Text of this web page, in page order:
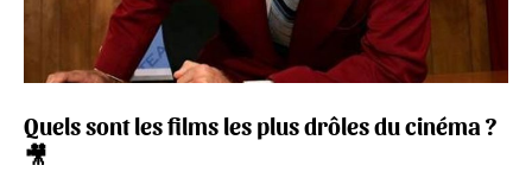
Quels sont les films les plus drôles du cinéma ?
🎥